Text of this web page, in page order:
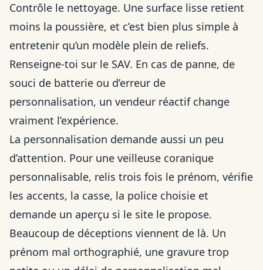
Contrôle le nettoyage. Une surface lisse retient
moins la poussière, et c’est bien plus simple à
entretenir qu’un modèle plein de reliefs.
Renseigne-toi sur le SAV. En cas de panne, de
souci de batterie ou d’erreur de
personnalisation, un vendeur réactif change
vraiment l’expérience.
La personnalisation demande aussi un peu
d’attention. Pour une veilleuse coranique
personnalisable, relis trois fois le prénom, vérifie
les accents, la casse, la police choisie et
demande un aperçu si le site le propose.
Beaucoup de déceptions viennent de là. Un
prénom mal orthographié, une gravure trop